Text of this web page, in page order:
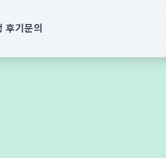
후기문의